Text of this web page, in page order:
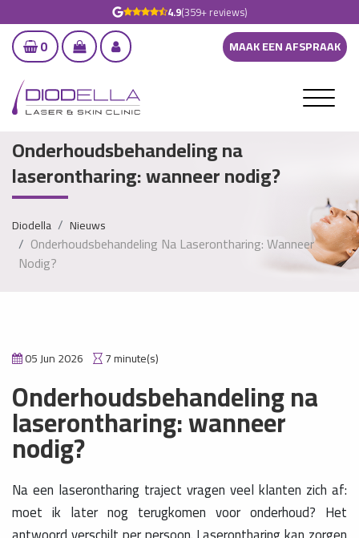
4.9(359+ reviews)
0 MAAK EEN AFSPRAAK
Onderhoudsbehandeling na
laserontharing: wanneer nodig?
Diodella Nieuws
Onderhoudsbehandeling Na Laserontharing: Wanneer
Nodig?
05 Jun 2026 7 minute(s)
Onderhoudsbehandeling na
laserontharing: wanneer
nodig?
Na een laserontharing traject vragen veel klanten zich af:
moet ik later nog terugkomen voor onderhoud? Het